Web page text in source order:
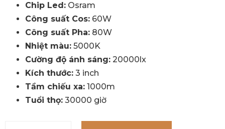
Chip Led: Osram
Công suất Cos: 60W
Công suất Pha: 80W
Nhiệt màu: 5000K
Cường độ ánh sáng: 20000lx
Kích thước: 3 inch
Tầm chiếu xa: 1000m
Tuổi thọ: 30000 giờ